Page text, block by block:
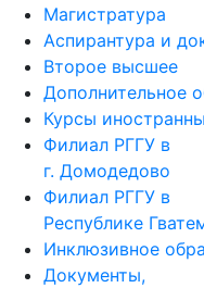
Магистратура
Аспирантура и
Второе высшее
Дополнительное
Курсы
Филиал РГГУ в
г. Домодедово
Филиал РГГУ в
Республике
Инклюзивное
Документы,